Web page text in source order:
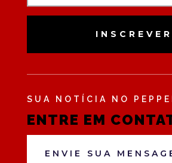
INSCREVER
SUA NOTÍCIA NO
ENTRE EM
ENVIE SUA